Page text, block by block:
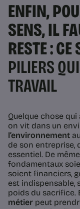
ENFIN,
SENS, IL
RESTE :
PILIERS
TRAVAIL
Quelque chose qui
on vit dans un
l’environnement
de son entreprise,
essentiel. De
fondamentaux
soient financiers,
est indispensable,
poids du sacrifice.
métier peut